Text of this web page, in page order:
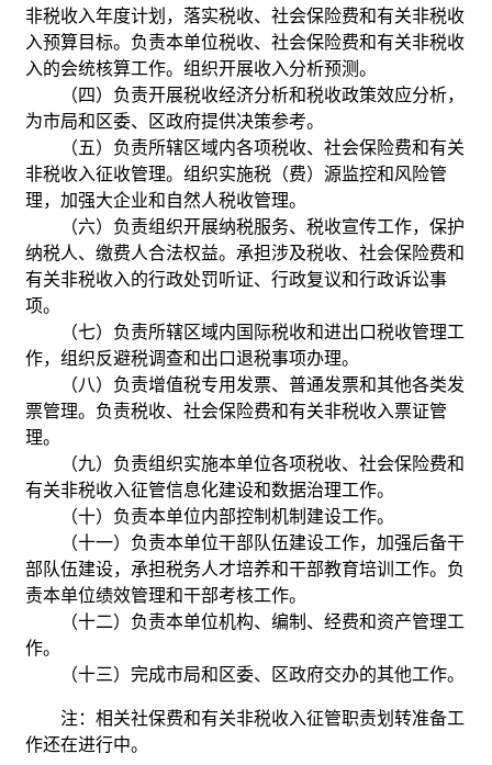
非税收入年度计划，落实税收、社会保险费和有关非税收
入预算目标。负责本单位税收、社会保险费和有关非税收
入的会统核算工作。组织开展收入分析预测。
（四）负责开展税收经济分析和税收政策效应分析，
为市局和区委、区政府提供决策参考。
（五）负责所辖区域内各项税收、社会保险费和有关
非税收入征收管理。组织实施税（费）源监控和风险管
理，加强大企业和自然人税收管理。
（六）负责组织开展纳税服务、税收宣传工作，保护
纳税人、缴费人合法权益。承担涉及税收、社会保险费和
有关非税收入的行政处罚听证、行政复议和行政诉讼事
项。
（七）负责所辖区域内国际税收和进出口税收管理工
作，组织反避税调查和出口退税事项办理。
（八）负责增值税专用发票、普通发票和其他各类发
票管理。负责税收、社会保险费和有关非税收入票证管
理。
（九）负责组织实施本单位各项税收、社会保险费和
有关非税收入征管信息化建设和数据治理工作。
（十）负责本单位内部控制机制建设工作。
（十一）负责本单位干部队伍建设工作，加强后备干
部队伍建设，承担税务人才培养和干部教育培训工作。负
责本单位绩效管理和干部考核工作。
（十二）负责本单位机构、编制、经费和资产管理工
作。
（十三）完成市局和区委、区政府交办的其他工作。
注：相关社保费和有关非税收入征管职责划转准备工
作还在进行中。